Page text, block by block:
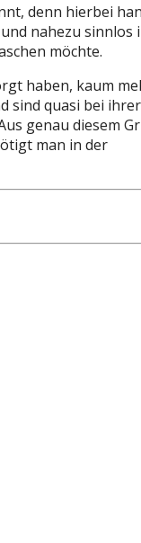
denn hierbei
nahezu sinnlos
möchte.
haben, kaum
sind quasi bei
genau diesem
man in der